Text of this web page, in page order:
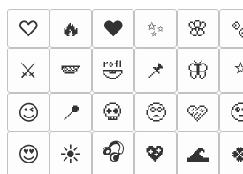
♡ 🔥 ❤️ ✨ 🌸
⚔️
🪽 🤣 📌 🦋
😉
📍 💀 🥺 🩷
😍
☀️ 🎧 💖 🌊